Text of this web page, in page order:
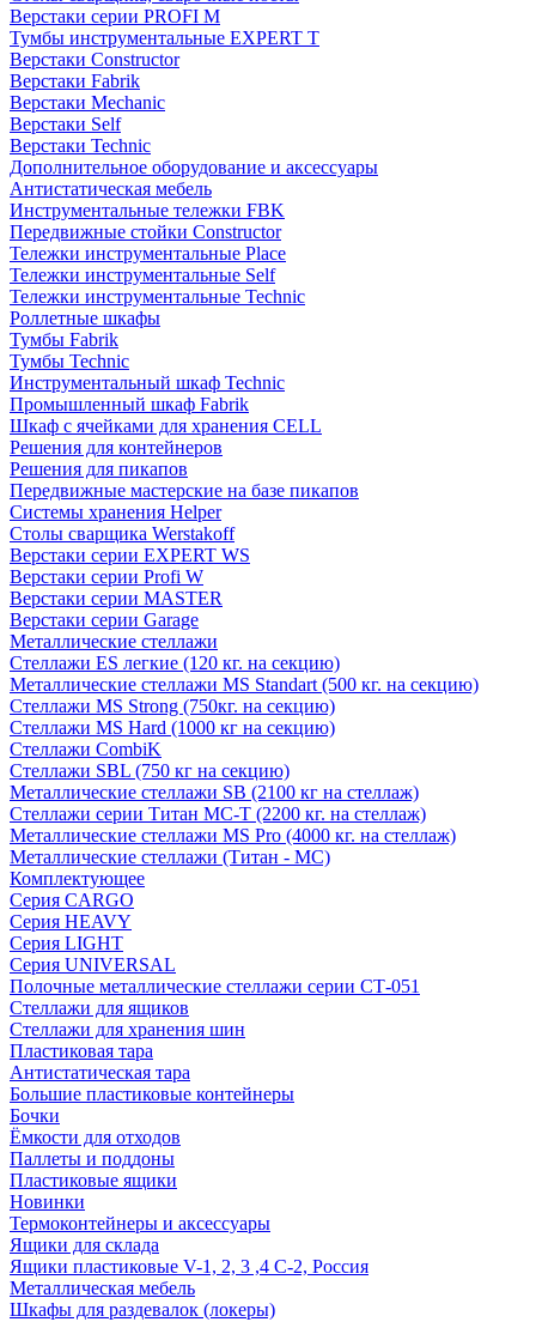
Верстаки серии PROFI M
Тумбы инструментальные EXPERT T
Верстаки Constructor
Верстаки Fabrik
Верстаки Mechanic
Верстаки Self
Верстаки Technic
Дополнительное оборудование и аксессуары
Антистатическая мебель
Инструментальные тележки FBK
Передвижные стойки Constructor
Тележки инструментальные Place
Тележки инструментальные Self
Тележки инструментальные Technic
Роллетные шкафы
Тумбы Fabrik
Тумбы Technic
Инструментальный шкаф Technic
Промышленный шкаф Fabrik
Шкаф с ячейками для хранения CELL
Решения для контейнеров
Решения для пикапов
Передвижные мастерские на базе пикапов
Системы хранения Helper
Столы сварщика Werstakoff
Верстаки серии EXPERT WS
Верстаки серии Profi W
Верстаки серии MASTER
Верстаки серии Garage
Металлические стеллажи
Стеллажи ES легкие (120 кг. на секцию)
Металлические стеллажи MS Standart (500 кг. на секцию)
Стеллажи MS Strong (750кг. на секцию)
Стеллажи MS Hard (1000 кг на секцию)
Стеллажи CombiK
Стеллажи SBL (750 кг на секцию)
Металлические стеллажи SB (2100 кг на стеллаж)
Стеллажи серии Титан МС-Т (2200 кг. на стеллаж)
Металлические стеллажи MS Pro (4000 кг. на стеллаж)
Металлические стеллажи (Титан - МС)
Комплектующее
Серия CARGO
Серия HEAVY
Серия LIGHT
Серия UNIVERSAL
Полочные металлические стеллажи серии СТ-051
Стеллажи для ящиков
Стеллажи для хранения шин
Пластиковая тара
Антистатическая тара
Большие пластиковые контейнеры
Бочки
Ёмкости для отходов
Паллеты и поддоны
Пластиковые ящики
Новинки
Термоконтейнеры и аксессуары
Ящики для склада
Ящики пластиковые V-1, 2, 3 ,4 С-2, Россия
Металлическая мебель
Шкафы для раздевалок (локеры)